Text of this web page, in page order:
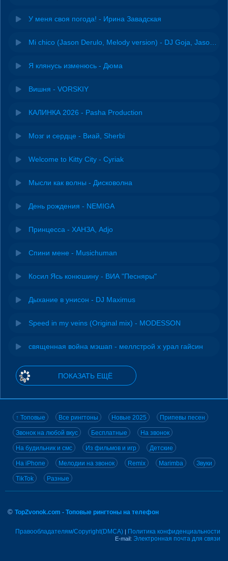
У меня своя погода! - Ирина Завадская
Я клянусь изменюсь - Дюма
Вишня - VORSKIY
КАЛИНКА 2026 - Pasha Production
Мозг и сердце - Виай, Sherbi
Welcome to Kitty City - Cyriak
Мысли как волны - Дисковолна
День рождения - NEMIGA
Принцесса - ХАНЗА, Adjo
Спини мене - Musichuman
Косил Ясь конюшину - ВИА "Песняры"
Дыхание в унисон - DJ Maximus
Speed in my veins (Original mix) - MODESSON
священная война мэшап - меллстрой х урал гайсин
ПОКАЗАТЬ ЕЩЁ
↑ Топовые Все рингтоны Новые 2025 Припевы песен
Звонок на любой вкус Бесплатные На звонок
На будильник и смс Из фильмов и игр Детские
На iPhone Мелодии на звонок Remix Marimba Звуки
TikTok Разные
© TopZvonok.com - Топовые рингтоны на телефон
Правообладателям/Copyright(DMCA) | Политика конфиденциальности
E-mail: Электронная почта для связи